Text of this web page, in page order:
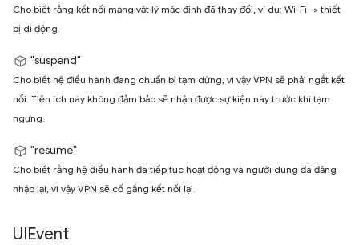
Cho biết rằng kết nối mạng vật lý mặc định đã thay đổi, ví dụ: Wi-Fi -> thiết
bị di động.
"suspend"
Cho biết hệ điều hành đang chuẩn bị tạm dừng, vì vậy VPN sẽ phải ngắt kết
nối. Tiện ích này không đảm bảo sẽ nhận được sự kiện này trước khi tạm
ngưng.
"resume"
Cho biết rằng hệ điều hành đã tiếp tục hoạt động và người dùng đã đăng
nhập lại, vì vậy VPN sẽ cố gắng kết nối lại.
UIEvent